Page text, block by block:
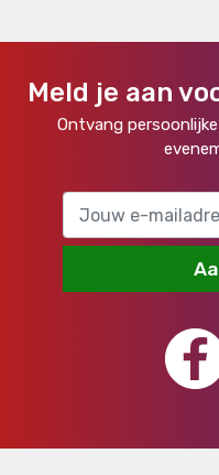
Meld je aan
Ontvang